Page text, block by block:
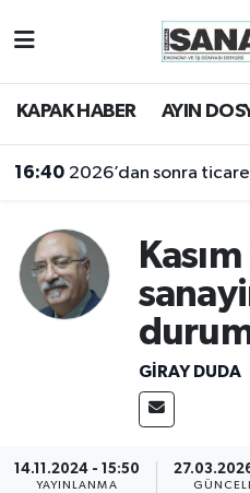
KAPAK HABER AYIN
16:40 2026’dan sonra ticarette hız
GİRAY DUDA
14.11.2024 - 15:50
YAYINLANMA
Tekirdağ Nöbetçi
Tekirdağ Trafik
Süper Lig Puan
Tüm Manşetler
Son Dakika Haberleri
Haber Arşivi